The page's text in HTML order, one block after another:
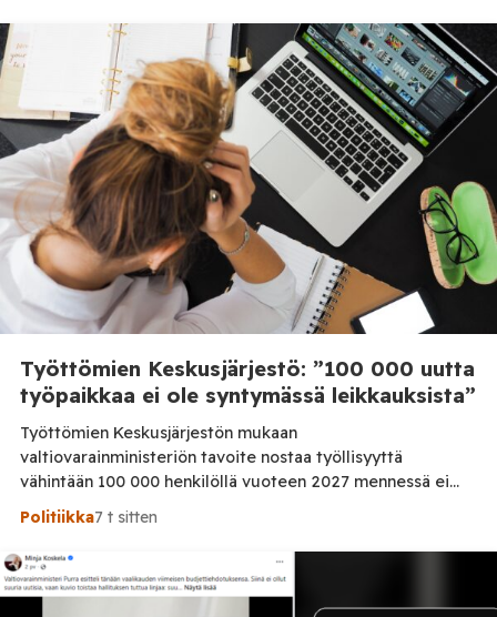
osoittavat, ettei muutos ollut aivan suoraviivainen. Jussi
Halla-ahon ja perussuomalaisten suhtautuminen Suomen
EU-jäsenyyteen on muuttunut vuosien aikana. Erityisen
jyrkkä ero löytyy Halla-ahon ennen vuoden 2017
puheenjohtajavaalia antaman […]
Työttömien Keskusjärjestö: ”100 000 uutta
työpaikkaa ei ole syntymässä leikkauksista”
Työttömien Keskusjärjestön mukaan
valtiovarainministeriön tavoite nostaa työllisyyttä
vähintään 100 000 henkilöllä vuoteen 2027 mennessä ei
ole realistinen, jos työllisyyspalveluihin kohdistuvia
työllisyyden hoitoon sekä palkkatukien palauttamista.
Työttömien Keskusjärjestö kritisoi voimakkaasti
valtiovarainministeriön vuoden 2027 budjettiehdotusta.
Politiikka7 t sitten